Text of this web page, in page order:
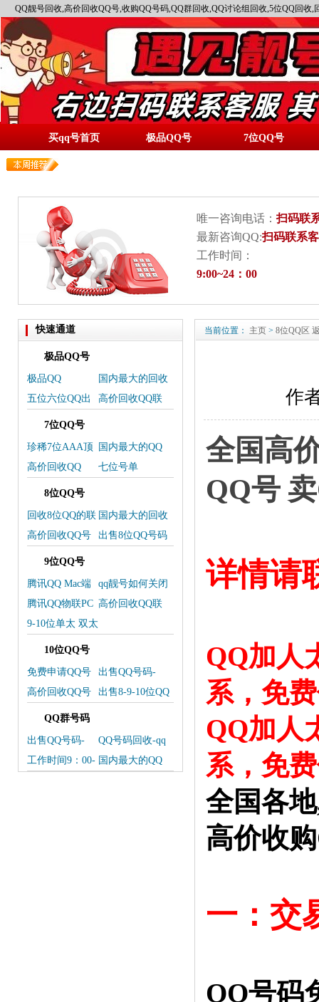
QQ靓号回收,高价回收QQ号,收购QQ号码,QQ群回收,QQ讨论组回收,5位QQ回
买qq号首页 极品QQ号 7位QQ号
唯一咨询电话：扫码联
最新咨询QQ:扫码联系
工作时间：
9:00~24：00
快速通道
极品QQ号
极品QQ
国内最大的回收
QQ-交易平台
五位六位QQ出
售号单
高价回收QQ联
系微信
7位QQ号
珍稀7位AAA顶
级QQ靓号上线
国内最大的QQ
交易平台
高价回收QQ 七位号单
8位QQ号
回收8位QQ的联
系方式
国内最大的回收
QQ，卖QQ交易
平台
高价回收QQ号
码
出售8位QQ号码
欢迎选购
9位QQ号
腾讯QQ Mac端
更新
qq靓号如何关闭
靓号
腾讯QQ物联PC
端服务将下架
高价回收QQ联
9-10位单太 双太
三太 皇冠
10位QQ号
免费申请QQ号
常见问题解答
出售QQ号码-
QQ号码买卖
高价回收QQ号
码联系微信
出售8-9-10位QQ
号码 联系我们
QQ群号码
出售QQ号码-
QQ号码交易平
台
QQ号码回收-qq
回收
工作时间9：00-
24：00
国内最大的QQ
号码交易平台
当前位置： 主页 > 8位QQ区
作
全国高
QQ号
详情请
QQ加人
系，免
QQ加人
系，免
全国各
高价收
一：交
QQ号码